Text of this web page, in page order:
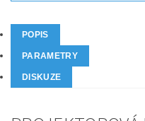
POPIS
PARAMETRY
DISKUZE